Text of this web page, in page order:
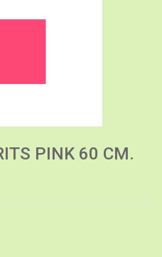
PINK 60 CM.